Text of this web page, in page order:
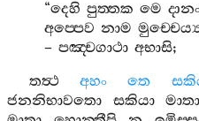
“දෙහි පුත‍්තක මෙ
අප‍්පෙව නාම
–පඤ‍්චගාථා අභාසි;
තත්‍ථ
අහං තෙ
ජනනිභාවතො
සකියා